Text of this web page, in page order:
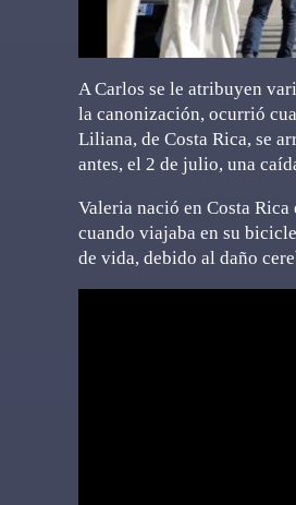
A Carlos se le atribuyen
la canonización, ocurrió
Liliana, de Costa Rica, se
antes, el 2 de julio, una
Valeria nació en Costa
cuando viajaba en su
de vida, debido al daño